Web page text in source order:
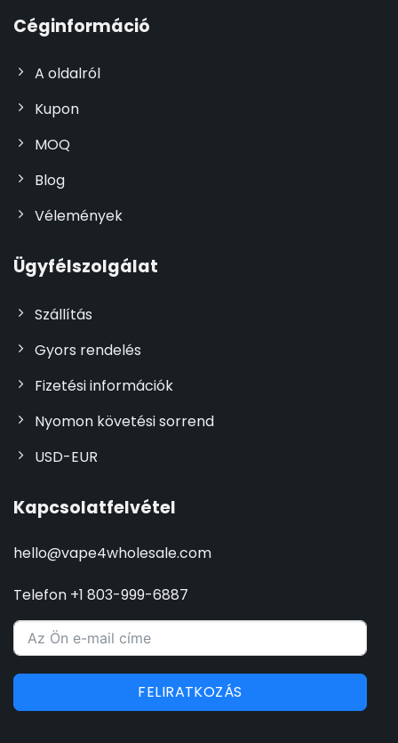
Céginformáció
A oldalról
Kupon
MOQ
Blog
Vélemények
Ügyfélszolgálat
Szállítás
Gyors rendelés
Fizetési információk
Nyomon követési sorrend
USD-EUR
Kapcsolatfelvétel
hello@vape4wholesale.com
Telefon +1 803-999-6887
FELIRATKOZÁS